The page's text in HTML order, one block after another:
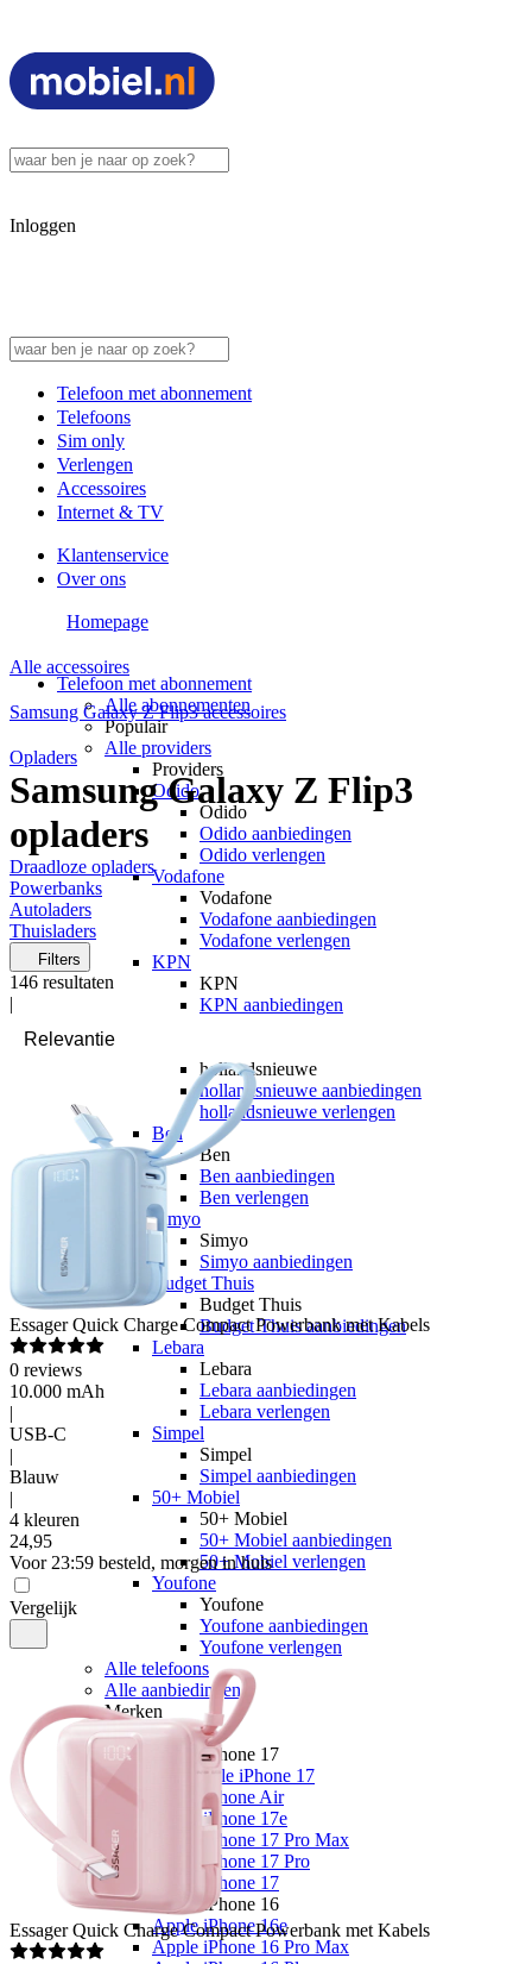
Inloggen
Telefoon met abonnement
Telefoons
Sim only
Verlengen
Accessoires
Internet & TV
Klantenservice
Over ons
Telefoon met abonnement
Alle abonnementen
Populair
Alle providers
Providers
Odido
Odido
Odido aanbiedingen
Odido verlengen
Vodafone
Vodafone
Vodafone aanbiedingen
Vodafone verlengen
KPN
KPN
KPN aanbiedingen
hollandsnieuwe
hollandsnieuwe aanbiedingen
hollandsnieuwe verlengen
Ben
Ben
Ben aanbiedingen
Ben verlengen
Simyo
Simyo
Simyo aanbiedingen
Budget Thuis
Budget Thuis
Budget Thuis aanbiedingen
Lebara
Lebara
Lebara aanbiedingen
Lebara verlengen
Simpel
Simpel
Simpel aanbiedingen
50+ Mobiel
50+ Mobiel
50+ Mobiel aanbiedingen
50+ Mobiel verlengen
Youfone
Youfone
Youfone aanbiedingen
Youfone verlengen
Alle telefoons
Alle aanbiedingen
Merken
Apple
Apple iPhone 17
Alle Apple iPhone 17
Apple iPhone Air
Apple iPhone 17e
Apple iPhone 17 Pro Max
Apple iPhone 17 Pro
Apple iPhone 17
Apple iPhone 16
Apple iPhone 16e
Apple iPhone 16 Pro Max
Homepage
Alle accessoires
Samsung Galaxy Z Flip3 accessoires
Opladers
Samsung Galaxy Z Flip3
opladers
Draadloze opladers
Powerbanks
Autoladers
Thuisladers
Filters
146 resultaten
|
Essager Quick Charge Compact Powerbank met Kabels
0 reviews
10.000 mAh
|
USB-C
|
Blauw
|
4 kleuren
24,95
Voor 23:59 besteld, morgen in huis
Vergelijk
Essager Quick Charge Compact Powerbank met Kabels